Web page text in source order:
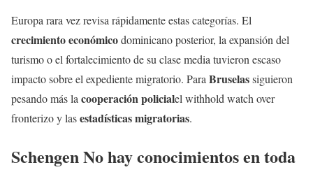
Europa rara vez revisa rápidamente estas categorías. El
crecimiento económicodominicano posterior, la expansión del
turismo o el fortalecimiento de su clase media tuvieron escaso
impacto sobre el expediente migratorio. Para Bruselassiguieron
pesando más la cooperación policialel withhold watch over
fronterizo y lasestadísticas migratorias.
SchengenNo hay conocimientos en toda